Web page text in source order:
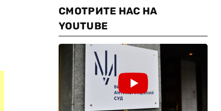
СМОТРИТЕ НАС НА
YOUTUBE